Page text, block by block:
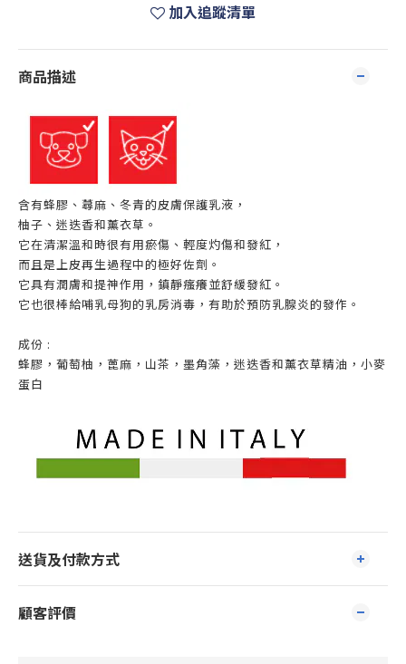
加入追蹤清單
商品描述
含有蜂膠、蕁麻、冬青的皮膚保護乳液，
柚子、迷迭香和薰衣草。
它在清潔溫和時很有用瘀傷、輕度灼傷和發紅，
而且是上皮再生過程中的極好佐劑。
它具有潤膚和提神作用，鎮靜瘙癢並舒緩發紅。
它也很棒給哺乳母狗的乳房消毒，有助於預防乳腺炎的發作。
成份 :
蜂膠，葡萄柚，蓖麻，山茶，墨角藻，迷迭香和薰衣草精油，小麥
蛋白
送貨及付款方式
顧客評價